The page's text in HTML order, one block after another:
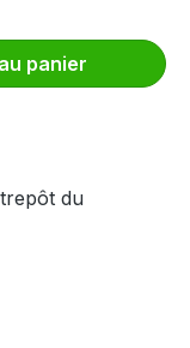
la
panier
du